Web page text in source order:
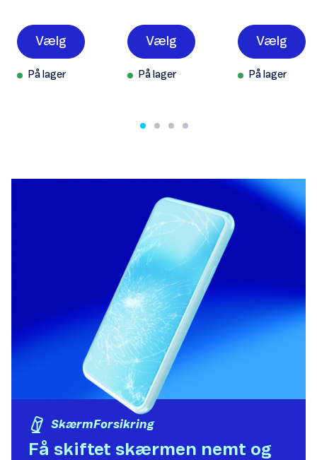
Vælg
På lager
Vælg
På lager
Vælg
På lager
SkærmForsikring
Få skiftet skærmen nemt og